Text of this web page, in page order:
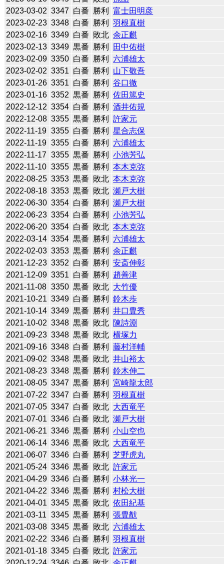
2023-03-02 3347 白番 勝利
富士田明彦
2023-02-23 3348 白番 勝利
羽根直樹
2023-02-16 3349 白番 敗北 余正麒
2023-02-13 3349 黒番 勝利
田中佑樹
2023-02-09 3350 白番 勝利
六浦雄太
2023-02-02 3351 白番 勝利
山下敬吾
2023-01-26 3351 白番 勝利
谷口徹
2023-01-16 3352 黒番 勝利
佐田篤史
2022-12-12 3354 白番 勝利
酒井佑規
2022-12-08 3355 黒番 勝利
許家元
2022-11-19 3355 白番 勝利
星合志保
2022-11-19 3355 白番 勝利
六浦雄太
2022-11-17 3355 黒番 勝利
小池芳弘
2022-11-10 3355 黒番 勝利
本木克弥
2022-08-25 3353 黒番 敗北 本木克弥
2022-08-18 3353 黒番 敗北 瀬戸大樹
2022-06-30 3354 白番 勝利
瀬戸大樹
2022-06-23 3354 白番 勝利
小池芳弘
2022-06-20 3354 白番 敗北 本木克弥
2022-03-14 3354 黒番 勝利
六浦雄太
2022-02-03 3353 黒番 勝利
余正麒
2021-12-23 3352 白番 勝利
安斎伸彰
2021-12-09 3351 白番 勝利
趙善津
2021-11-08 3350 黒番 敗北 大竹優
2021-10-21 3349 白番 勝利
鈴木歩
2021-10-14 3349 黒番 勝利
井口豊秀
2021-10-02 3348 黒番 敗北 陳詩淵
2021-09-23 3348 黒番 敗北 横塚力
2021-09-16 3348 白番 勝利
藤村洋輔
2021-09-02 3348 黒番 敗北 井山裕太
2021-08-23 3348 黒番 勝利
鈴木伸二
2021-08-05 3347 黒番 勝利
宮崎龍太郎
2021-07-22 3347 白番 勝利
羽根直樹
2021-07-05 3347 白番 敗北 大西竜平
2021-07-01 3346 白番 敗北 瀬戸大樹
2021-06-21 3346 黒番 勝利
小山空也
2021-06-14 3346 黒番 敗北 大西竜平
2021-06-07 3346 白番 勝利
芝野虎丸
2021-05-24 3346 黒番 敗北 許家元
2021-04-29 3346 白番 勝利
小林光一
2021-04-22 3346 黒番 勝利
村松大樹
2021-04-01 3345 黒番 敗北 依田紀基
2021-03-11 3345 黒番 勝利
張豊猷
2021-03-08 3345 黒番 敗北 六浦雄太
2021-02-22 3346 白番 勝利
羽根直樹
2021-01-18 3345 白番 敗北 許家元